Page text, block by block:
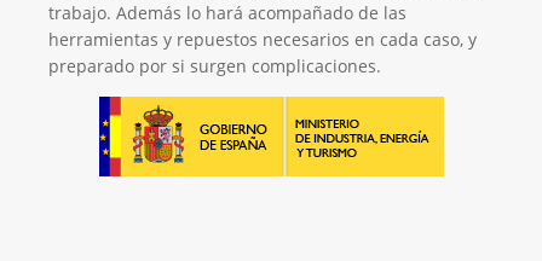
trabajo. Además lo hará acompañado de las
herramientas y repuestos necesarios en cada caso, y
preparado por si surgen complicaciones.